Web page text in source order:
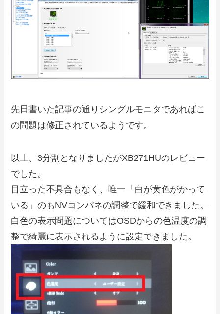
先日書いた記事の通りシングルモニタであればこ
の問題は修正されているようです。
以上、3分割となりましたがXB271HUのレビュー
でした。
目立った不具合もなく、唯一「白が黄色がかって
いる」のもNVコンパネの調整で緩和できました。
白色の表示問題についてはOSDからの色温度の調
整で綺麗に表示されるように設定できました。